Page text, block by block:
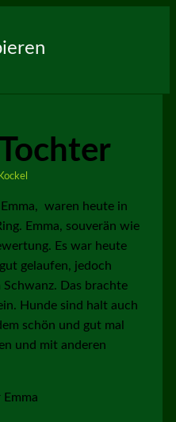
waren heute in
Emma, souverän wie
Es war heute
gelaufen, jedoch
Das brachte
Hunde sind halt auch
schön und gut mal
und mit anderen